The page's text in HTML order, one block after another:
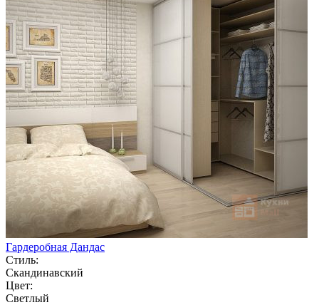
Гардеробная Дандас
Стиль:
Скандинавский
Цвет:
Светлый